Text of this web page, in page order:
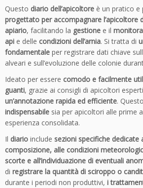
t
o
r
e
q
u
a
n
t
i
t
Questo diario dell’apicoltore è un pratico e
progettato per accompagnare l’apicoltore
apiario, facilitando la gestione e il
api e delle condizioni dell’arnia. Si tratta di
fondamentale per registrare dati chiave
alveari e sull’evoluzione delle colonie
Ideato per essere comodo e facilmente
guanti, grazie ai consigli di apicoltori
un’annotazione rapida ed efficiente.
indispensabile sia per apicoltori alle prime
esperienza consolidata.
Il diario include sezioni specifiche dedicate
composizione, alle condizioni
scorte e all’individuazione di eventuali
di registrare la quantità di sciroppo o
durante i periodi non produttivi, i